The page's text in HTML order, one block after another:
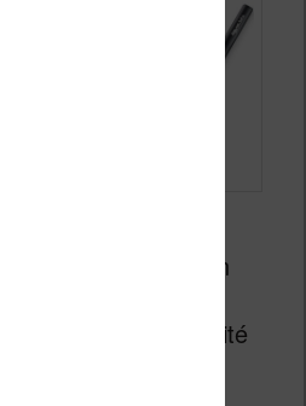
une liseuse avec un
et un stylet
notion de productivité